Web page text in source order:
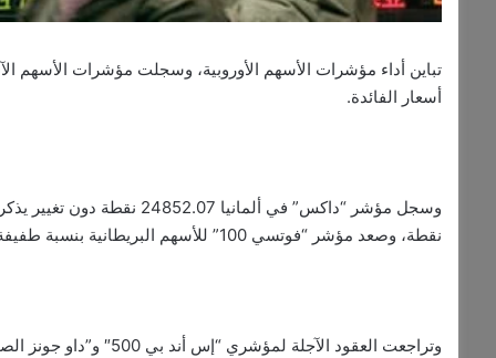
تباين أداء مؤشرات الأسهم الأوروبية، وسجلت مؤشرات الأسهم
أسعار الفائدة.
نقطة، وصعد مؤشر “فوتسي 100” للأسهم البريطانية بنسبة طفيفة بلغت 0.1%.
وتراجعت العقود الآجلة لمؤشري “إس أند بي 500″ و”داو جونز الصناعي” بنسبة 0.1%، وفقاً لوكالة أسوشيتد برس (أ ب).